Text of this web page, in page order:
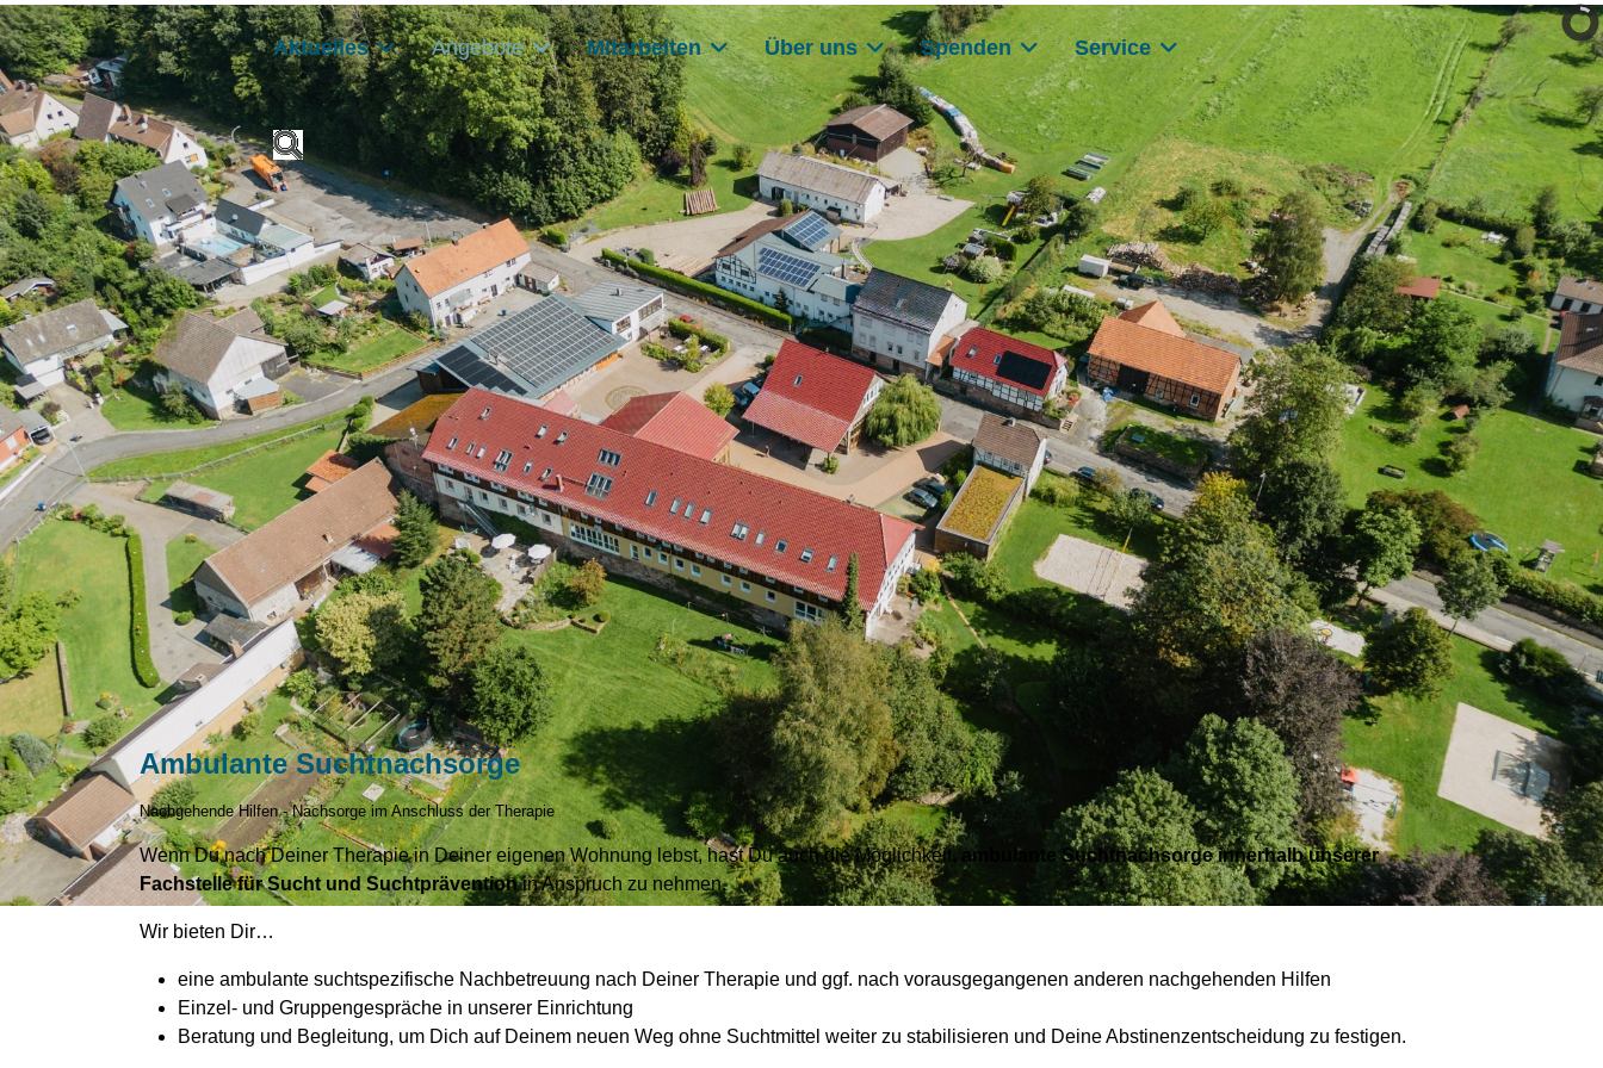
Aktuelles Angebote Mitarbeiten Über uns Spenden Service
Kostenlose Beratung:
0511 / 33 61 17 - 30
Ambulante Suchtnachsorge
Nachgehende Hilfen - Nachsorge im Anschluss der Therapie
Wenn Du nach Deiner Therapie in Deiner eigenen Wohnung lebst, hast Du auch die Möglichkeit, ambulante Suchtnachsorge innerhalb unserer
Fachstelle für Sucht und Suchtpräventionin Anspruch zu nehmen.
Wir bieten Dir…
eine ambulante suchtspezifische Nachbetreuung nach Deiner Therapie und ggf. nach vorausgegangenen anderen nachgehenden Hilfen
Einzel- und Gruppengespräche in unserer Einrichtung
Beratung und Begleitung, um Dich auf Deinem neuen Weg ohne Suchtmittel weiter zu stabilisieren und Deine Abstinenzentscheidung zu festigen.